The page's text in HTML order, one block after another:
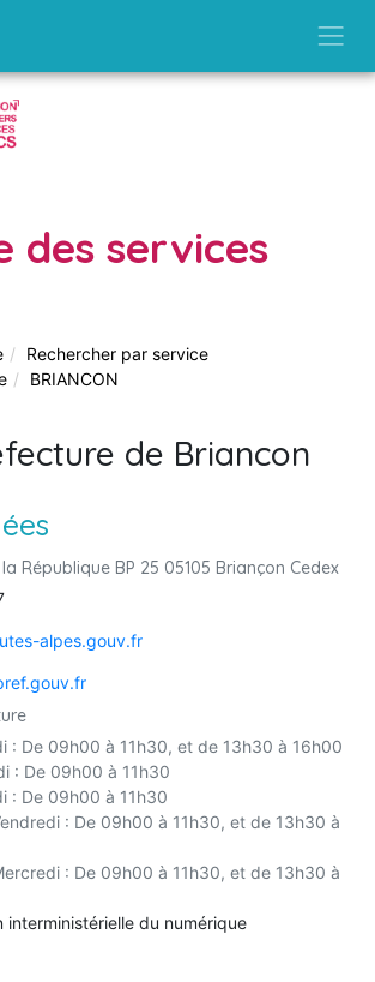
des services
Rechercher par service
BRIANCON
de Briancon
République BP 25 05105 Briançon Cedex
alpes.gouv.fr
: De 09h00 à 11h30, et de 13h30 à 16h00
: De 09h00 à 11h30
: De 09h00 à 11h30
: De 09h00 à 11h30, et de 13h30 à
: De 09h00 à 11h30, et de 13h30 à
interministérielle du numérique